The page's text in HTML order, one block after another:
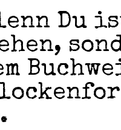
Du